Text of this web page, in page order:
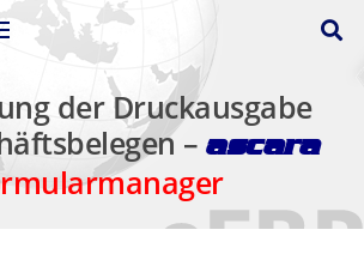
der Druckausgabe
–ascara